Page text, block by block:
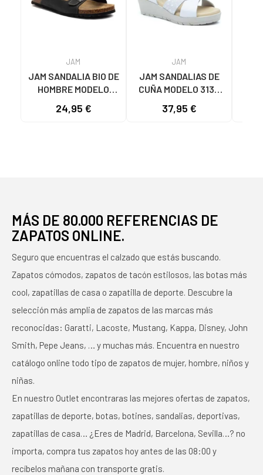
JAM
JAM SANDALIA BIO DE
HOMBRE MODELO
HEBILLAS NEGRO
24,95 €
JAM
JAM SANDALIAS DE
CUÑA MODELO 3136
VELCRO Y DETALLE
37,95 €
MÁS DE 80.000 REFERENCIAS DE
ZAPATOS ONLINE.
Seguro que encuentras el calzado que estás buscando.
Zapatos cómodos, zapatos de tacón estilosos, las botas más
cool, zapatillas de casa o zapatilla de deporte. Descubre la
selección más amplia de zapatos de las marcas más
reconocidas: Garatti, Lacoste, Mustang, Kappa, Disney, John
Smith, Pepe Jeans, … y muchas más. Encuentra en nuestro
catálogo online todo tipo de zapatos de mujer, hombre, niños y
niñas.
En nuestro Outlet encontraras las mejores ofertas de zapatos,
zapatillas de deporte, botas, botines, sandalias, deportivas,
zapatillas de casa… ¿Eres de Madrid, Barcelona, Sevilla…? no
importa, compra tus zapatos hoy antes de las 08:00 y
recíbelos mañana con transporte gratis.